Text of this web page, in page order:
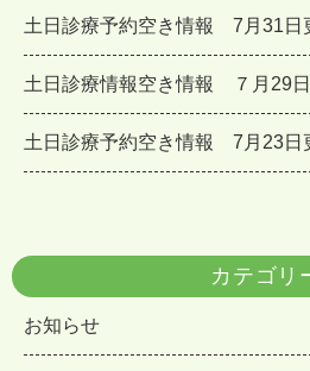
土日診療予約空き情報 7月
土日診療情報空き情報 ７月29
土日診療予約空き情報 7月23日
カテゴリ
お知らせ